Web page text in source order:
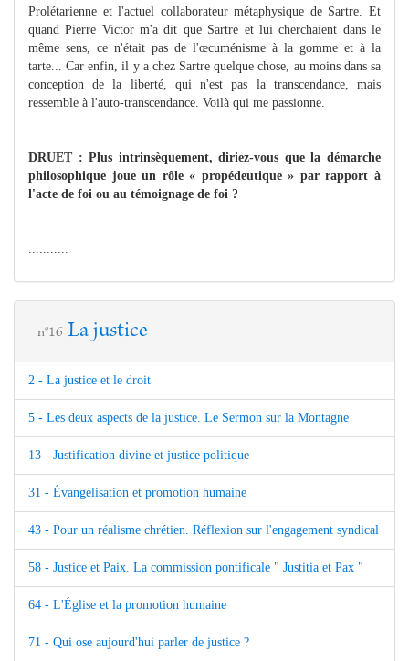
Prolétarienne et l'actuel collaborateur métaphysique de Sartre. Et
quand Pierre Victor m'a dit que Sartre et lui cherchaient dans le
même sens, ce n'était pas de l'œcuménisme à la gomme et à la
tarte... Car enfin, il y a chez Sartre quelque chose, au moins dans sa
conception de la liberté, qui n'est pas la transcendance, mais
ressemble à l'auto-transcendance. Voilà qui me passionne.
DRUET : Plus intrinsèquement, diriez-vous que la démarche
philosophique joue un rôle « propédeutique » par rapport à
l'acte de foi ou au témoignage de foi ?
n°16 La justice
2 - La justice et le droit
5 - Les deux aspects de la justice. Le Sermon sur la Montagne
13 - Justification divine et justice politique
31 - Évangélisation et promotion humaine
43 - Pour un réalisme chrétien. Réflexion sur l'engagement syndical
58 - Justice et Paix. La commission pontificale " Justitia et Pax "
64 - L'Église et la promotion humaine
71 - Qui ose aujourd'hui parler de justice ?